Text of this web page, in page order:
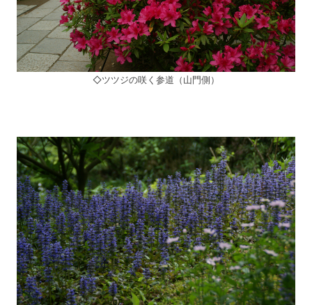
◇ツツジの咲く参道（山門側）